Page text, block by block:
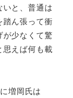
と、普通は
踏ん張って衝
が少なくて驚
思えば何も載
増岡氏は